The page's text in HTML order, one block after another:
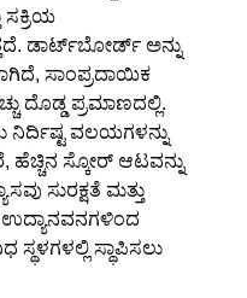
ಸಕ್ರಿಯ
ಡಾರ್ಟ್‌ಬೋರ್ಡ್ ಅನ್ನು
ಸಾಂಪ್ರದಾಯಿಕ
ದೊಡ್ಡ ಪ್ರಮಾಣದಲ್ಲಿ.
ನಿರ್ದಿಷ್ಟ ವಲಯಗಳನ್ನು
ಹೆಚ್ಚಿನ ಸ್ಕೋರ್ ಆಟವನ್ನು
ಸುರಕ್ಷತೆ ಮತ್ತು
ಉದ್ಯಾನವನಗಳಿಂದ
ಸ್ಥಾಪಿಸಲು